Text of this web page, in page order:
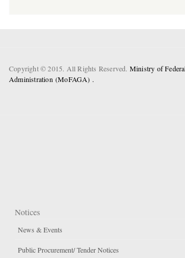
Copyright © 2015. All Rights Reserved. Ministry of
Administration (MoFAGA) .
Notices
News & Events
Public Procurement/ Tender Notices